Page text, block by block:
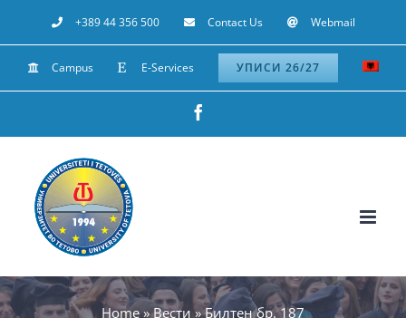
to
content
+389 44 356 500 Contact Us Webmail
Campus E-Services УПИСИ 26/27
Home»Вести »Билтен бр. 187